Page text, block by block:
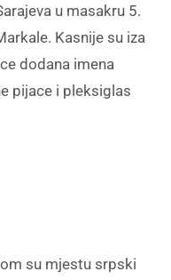
u masakru 5.
Kasnije su iza
dodana imena
pijace i pleksiglas
su mjestu srpski